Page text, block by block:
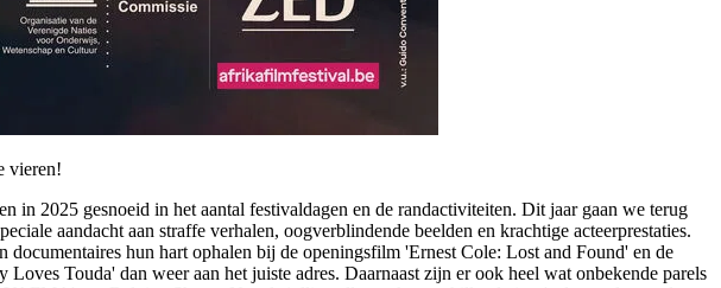
vieren!
in 2025 gesnoeid in het aantal festivaldagen en de randactiviteiten. Dit jaar gaan we terug
aandacht aan straffe verhalen, oogverblindende beelden en krachtige acteerprestaties.
hun hart ophalen bij de openingsfilm 'Ernest Cole: Lost and Found' en de
Touda' dan weer aan het juiste adres. Daarnaast zijn er ook heel wat onbekende parels